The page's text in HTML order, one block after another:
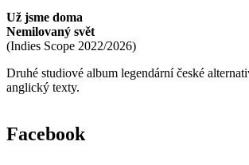
Už jsme doma
Nemilovaný svět
(Indies Scope 2022/2026)
Druhé studiové album legendární české
anglický texty.
Facebook